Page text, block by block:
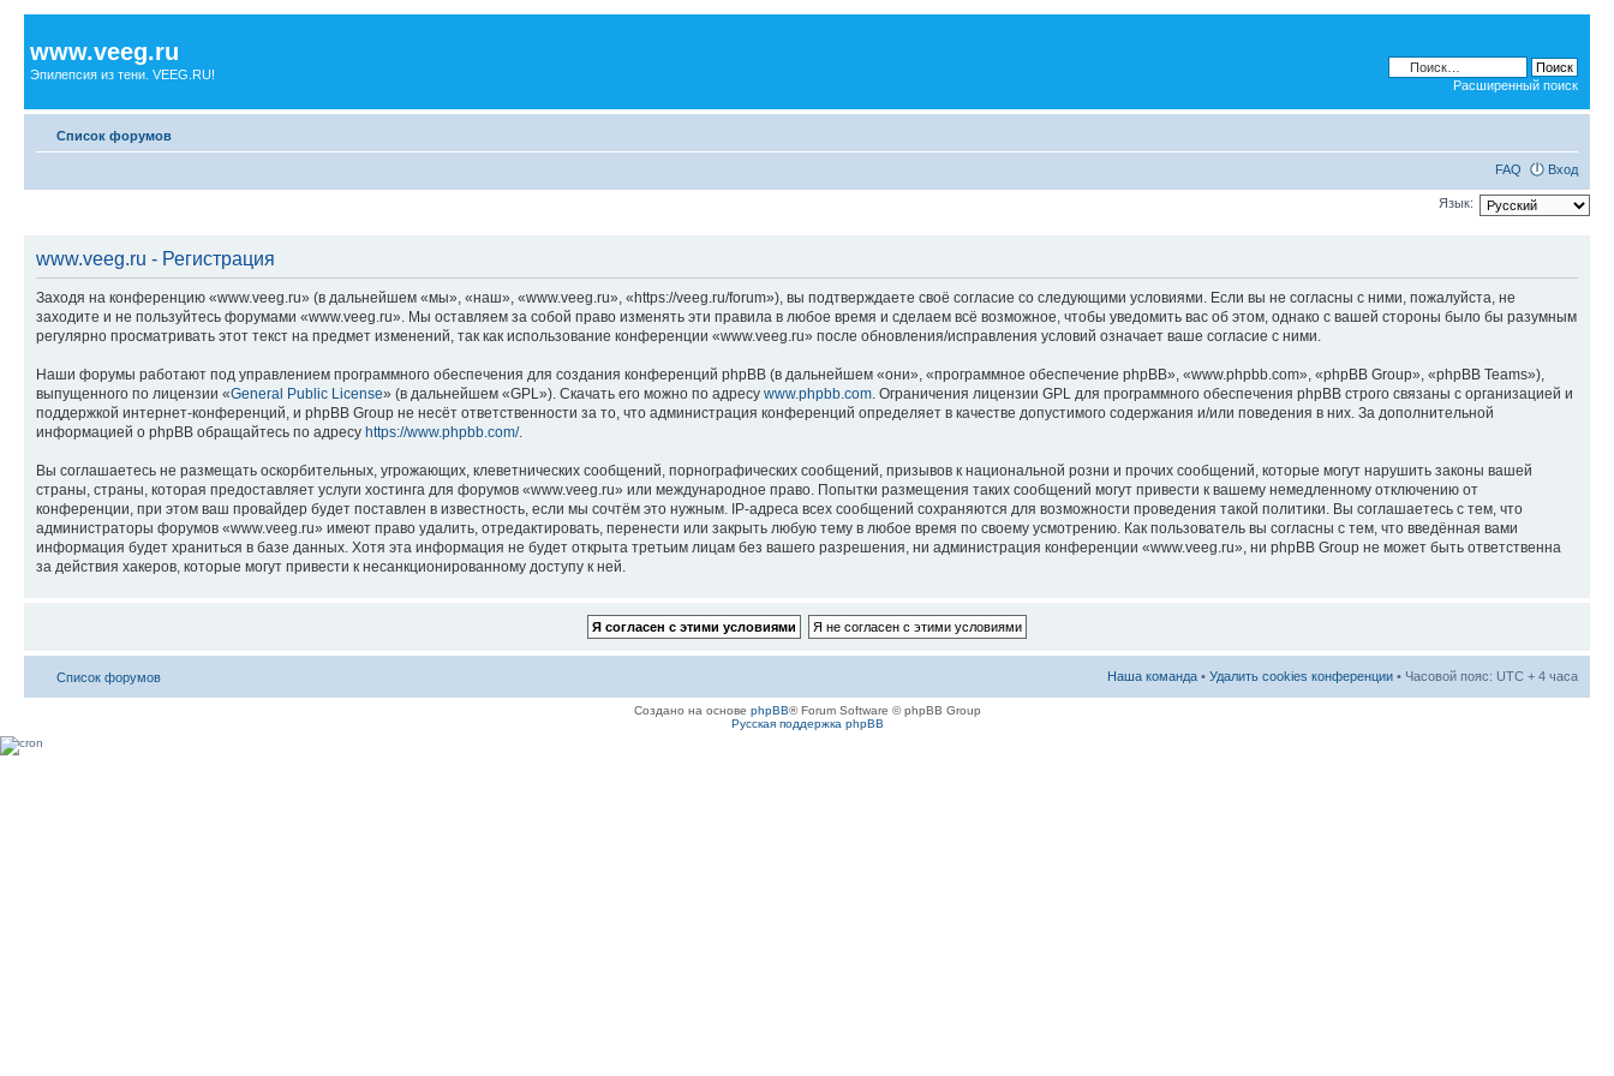
www.veeg.ru
Эпилепсия из тени. VEEG.RU!
Расширенный поиск
Список форумов
FAQ Вход
Язык:
www.veeg.ru - Регистрация
Заходя на конференцию «www.veeg.ru» (в дальнейшем «мы», «наш», «www.veeg.ru», «https://veeg.ru/forum»), вы подтверждаете своё согласие со следующими условиями. Если вы не согласны с ними, пожалуйста, не
заходите и не пользуйтесь форумами «www.veeg.ru». Мы оставляем за собой право изменять эти правила в любое время и сделаем всё возможное, чтобы уведомить вас об этом, однако с вашей стороны было бы разумным
регулярно просматривать этот текст на предмет изменений, так как использование конференции «www.veeg.ru» после обновления/исправления условий означает ваше согласие с ними.
Наши форумы работают под управлением программного обеспечения для создания конференций phpBB (в дальнейшем «они», «программное обеспечение phpBB», «www.phpbb.com», «phpBB Group», «phpBB Teams»),
выпущенного по лицензии «General Public License» (в дальнейшем «GPL»). Скачать его можно по адресу www.phpbb.com. Ограничения лицензии GPL для программного обеспечения phpBB строго связаны с организацией и
поддержкой интернет-конференций, и phpBB Group не несёт ответственности за то, что администрация конференций определяет в качестве допустимого содержания и/или поведения в них. За дополнительной
информацией о phpBB обращайтесь по адресу https://www.phpbb.com/.
Вы соглашаетесь не размещать оскорбительных, угрожающих, клеветнических сообщений, порнографических сообщений, призывов к национальной розни и прочих сообщений, которые могут нарушить законы вашей
страны, страны, которая предоставляет услуги хостинга для форумов «www.veeg.ru» или международное право. Попытки размещения таких сообщений могут привести к вашему немедленному отключению от
конференции, при этом ваш провайдер будет поставлен в известность, если мы сочтём это нужным. IP-адреса всех сообщений сохраняются для возможности проведения такой политики. Вы соглашаетесь с тем, что
администраторы форумов «www.veeg.ru» имеют право удалить, отредактировать, перенести или закрыть любую тему в любое время по своему усмотрению. Как пользователь вы согласны с тем, что введённая вами
информация будет храниться в базе данных. Хотя эта информация не будет открыта третьим лицам без вашего разрешения, ни администрация конференции «www.veeg.ru», ни phpBB Group не может быть ответственна
за действия хакеров, которые могут привести к несанкционированному доступу к ней.
Список форумов Наша команда • Удалить cookies конференции • Часовой пояс: UTC + 4 часа
Создано на основе phpBB® Forum Software © phpBB Group
Русская поддержка phpBB